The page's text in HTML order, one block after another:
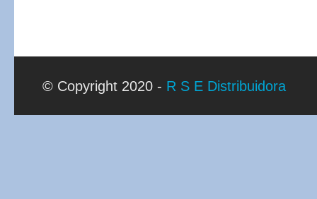
© Copyright 2020 - R S E Distribuidora